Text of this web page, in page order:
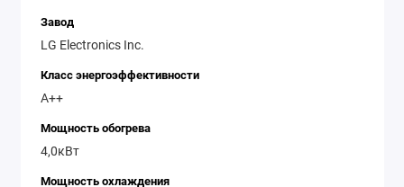
Завод
LG Electronics Inc.
Класс энергоэффективности
A++
Мощность обогрева
4,0кВт
Мощность охлаждения